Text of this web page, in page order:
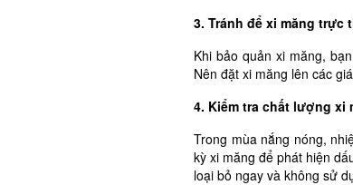
3. Tránh để xi măng trực
Khi bảo quản xi măng,
Nên đặt xi măng lên các
4. Kiểm tra chất lượng xi
Trong mùa nắng nóng,
kỳ xi măng để phát hiện
loại bỏ ngay và không sử